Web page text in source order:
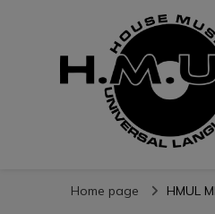
Home page HMUL